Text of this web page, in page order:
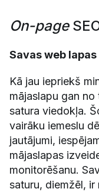
On-page
Savas web
Kā jau iepriekš
mājaslapu gan
satura viedokļa.
vairāku iemeslu
jautājumi,
mājaslapas
monitorēšanu.
saturu, diemžēl,